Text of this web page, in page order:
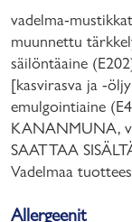
vadelma-
muunnettu
säilöntäaine
[kasvirasva ja -
emulgointiaine
KANANMUNA,
SAATTAA
Vadelmaa
Allergeenit